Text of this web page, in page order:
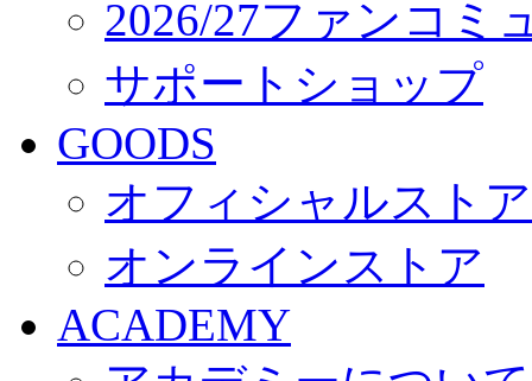
2026/27ファンコミ
サポートショップ
GOODS
オフィシャルスト
オンラインストア
ACADEMY